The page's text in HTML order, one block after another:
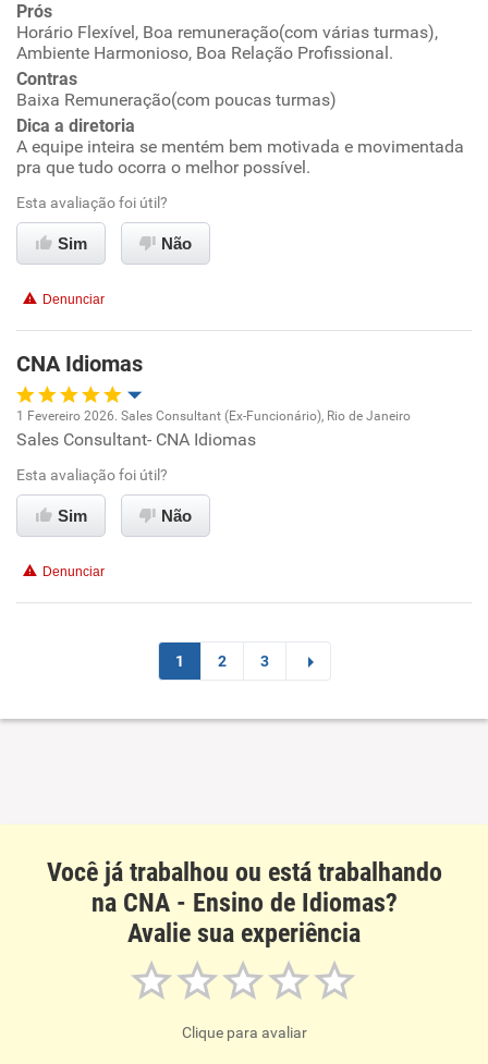
Conciliação com a vida familiar
Benefícios
Recomenda esta empresa
Recomenda a diretoria
Prós
Horário Flexível, Boa remuneração(com várias turmas),
Ambiente Harmonioso, Boa Relação Profissional.
Contras
Baixa Remuneração(com poucas turmas)
Dica a diretoria
A equipe inteira se mentém bem motivada e movimentada
pra que tudo ocorra o melhor possível.
Esta avaliação foi útil?
Sim Não
Denunciar
CNA Idiomas
Oportunidade de promoção
Ambiente de trabalho
Benefícios
Recomenda esta empresa
1 Fevereiro 2026. Sales Consultant (Ex-Funcionário), Rio de Janeiro
Sales Consultant- CNA Idiomas
Esta avaliação foi útil?
Sim Não
Denunciar
1 2 3
Você já trabalhou ou está trabalhando
na CNA - Ensino de Idiomas?
Avalie sua experiência
Clique para avaliar